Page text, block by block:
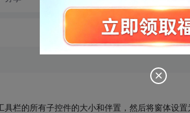
栏的所有子控件的大小和伴置，然后将窗体设